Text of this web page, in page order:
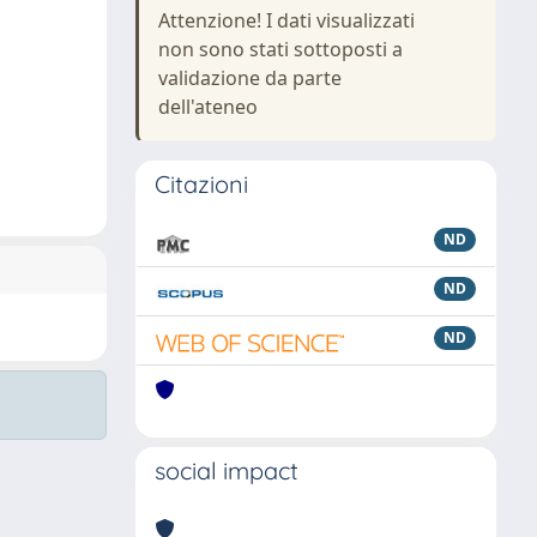
Attenzione! I dati visualizzati
non sono stati sottoposti a
validazione da parte
dell'ateneo
Citazioni
ND
ND
ND
social impact